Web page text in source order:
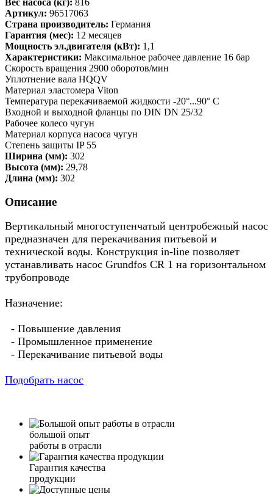
Артикул: 96517063
Страна производитель: Германия
Гарантия (мес): 12 месяцев
Мощность эл.двигателя (кВт): 1,1
Характеристики: Максимальное рабочее давление 16 бар
Скорость вращения 2900 оборотов/мин
Уплотнение вала HQQV
Материал эластомера Viton
Температура перекачиваемой жидкости -20°...90° C
Входной и выходной фланцы по DIN DN 25/32
Рабочее колесо чугун
Материал корпуса насоса чугун
Степень защиты IP 55
Ширина (мм): 302
Высота (мм): 29,78
Длина (мм): 302
Описание
Вертикальный многоступенчатый центробежный насос
предназначен для перекачивания питьевой и
технической воды. Конструкция in-line позволяет
устанавливать насос Grundfos CR 1 на горизонтальном
трубопроводе
Назначение:
- Повышение давления
- Промышленное применение
- Перекачивание питьевой воды
Подобрать насос
большой опыт
работы в отрасли
Гарантия качества
продукции